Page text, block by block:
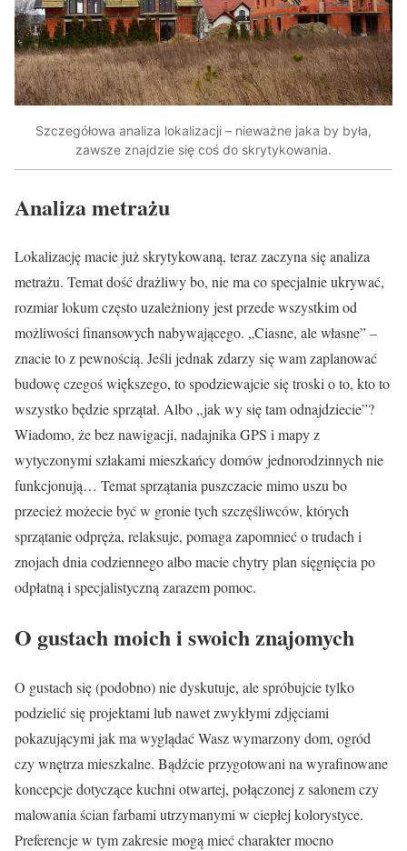
Szczegółowa analiza lokalizacji – nieważne jaka by była,
zawsze znajdzie się coś do skrytykowania.
Analiza metrażu
Lokalizację macie już skrytykowaną, teraz zaczyna się analiza
metrażu. Temat dość drażliwy bo, nie ma co specjalnie ukrywać,
rozmiar lokum często uzależniony jest przede wszystkim od
możliwości finansowych nabywającego. „Ciasne, ale własne” –
znacie to z pewnością. Jeśli jednak zdarzy się wam zaplanować
budowę czegoś większego, to spodziewajcie się troski o to, kto to
wszystko będzie sprzątał. Albo „jak wy się tam odnajdziecie”?
Wiadomo, że bez nawigacji, nadajnika GPS i mapy z
wytyczonymi szlakami mieszkańcy domów jednorodzinnych nie
funkcjonują… Temat sprzątania puszczacie mimo uszu bo
przecież możecie być w gronie tych szczęśliwców, których
sprzątanie odpręża, relaksuje, pomaga zapomnieć o trudach i
znojach dnia codziennego albo macie chytry plan sięgnięcia po
odpłatną i specjalistyczną zarazem pomoc.
O gustach moich i swoich znajomych
O gustach się (podobno) nie dyskutuje, ale spróbujcie tylko
podzielić się projektami lub nawet zwykłymi zdjęciami
pokazującymi jak ma wyglądać Wasz wymarzony dom, ogród
czy wnętrza mieszkalne. Bądźcie przygotowani na wyrafinowane
koncepcje dotyczące kuchni otwartej, połączonej z salonem czy
malowania ścian farbami utrzymanymi w ciepłej kolorystyce.
Preferencje w tym zakresie mogą mieć charakter mocno